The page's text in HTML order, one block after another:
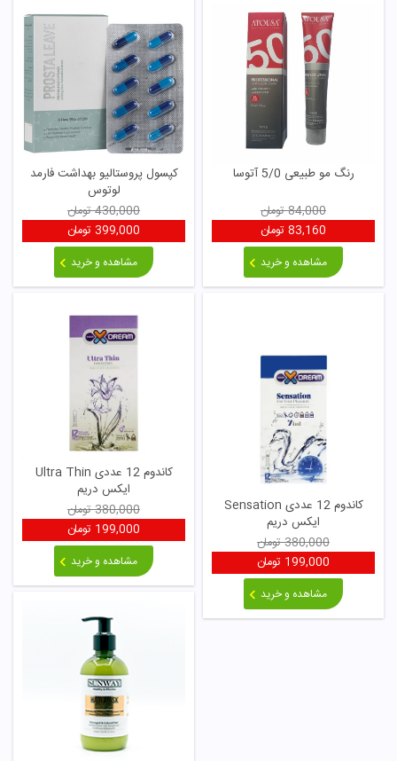
رنگ مو طبیعی 5/0 آتوسا
84,000تومان
83,160 تومان
مشاهده و خرید
کپسول پروستالیو بهداشت فارمد
لوتوس
430,000تومان
399,000 تومان
مشاهده و خرید
کاندوم 12 عددی Sensation
ایکس دریم
380,000تومان
199,000 تومان
مشاهده و خرید
کاندوم 12 عددی Ultra Thin
ایکس دریم
380,000تومان
199,000 تومان
مشاهده و خرید